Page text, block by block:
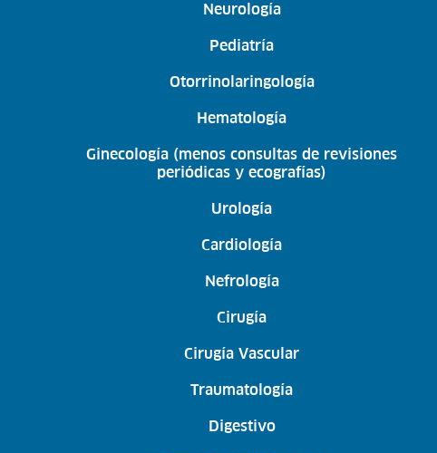
Neurología
Pediatría
Otorrinolaringología
Hematología
Ginecología (menos consultas de revisiones
periódicas y ecografías)
Urología
Cardiología
Nefrología
Cirugía
Cirugía Vascular
Traumatología
Digestivo